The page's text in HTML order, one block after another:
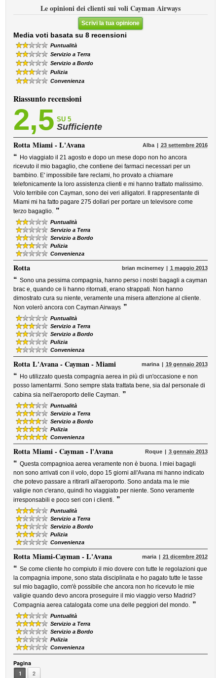
Le opinioni dei clienti sui voli Cayman Airways
Scrivi la tua opinione
Media voti basata su 8 recensioni
Puntualità
Servizio a Terra
Servizio a Bordo
Pulizia
Convenienza
Riassunto recensioni
2,5 SU 5
Sufficiente
RottaMiami - L'Avana Alba 23 settembre 2016
“ Ho viaggiato il 21 agosto e dopo un mese dopo non ho ancora
ricevuto il mio bagaglio, che contiene dei farmaci necessari per un
bambino. E' impossibile fare reclami, ho provato a chiamare
telefonicamente la loro assistenza clienti e mi hanno trattato malissimo.
Volo terribile con Cayman, sono dei veri alligatori. Il rappresentante di
Miami mi ha fatto pagare 275 dollari per portare un televisore come
terzo bagaglio. ”
Puntualità
Servizio a Terra
Servizio a Bordo
Pulizia
Convenienza
Rotta brian mcinerney 1 maggio 2013
“ Sono una pessima compagnia, hanno perso i nostri bagagli a cayman
brac e, quando ce li hanno ritornati, erano strappati. Non hanno
dimostrato cura su niente, veramente una misera attenzione al cliente.
Non volerò ancora con Cayman Airways ”
Puntualità
Servizio a Terra
Servizio a Bordo
Pulizia
Convenienza
RottaL'Avana - Cayman - Miami marina 19 gennaio 2013
“ Ho utilizzato questa compagnia aerea in più di un'occasione e non
posso lamentarmi. Sono sempre stata trattata bene, sia dal personale di
cabina sia nell'aeroporto delle Cayman. ”
Puntualità
Servizio a Terra
Servizio a Bordo
Pulizia
Convenienza
RottaMiami - Cayman - l'Avana Roque 3 gennaio 2013
“ Questa compagnioa aerea veramente non è buona. I miei bagagli
non sono arrivati con il volo, dopo 15 giorni all'Avana mi hanno indicato
che potevo passare a ritirarli all'aeroporto. Sono andata ma le mie
valigie non c'erano, quindi ho viaggiato per niente. Sono veramente
irresponsabili e poco seri con i clienti. ”
Puntualità
Servizio a Terra
Servizio a Bordo
Pulizia
Convenienza
RottaMiami-Cayman - L'Avana maria 21 dicembre 2012
“ Se come cliente ho compiuto il mio dovere con tutte le regolazioni que
la compagnia impone, sono stata disciplinata e ho pagato tutte le tasse
sul mio bagaglio, com'è possibile che ancora non ho ricevuto le mie
valigie quando devo ancora proseguire il mio viaggio verso Madrid?
Compagnia aerea catalogata come una delle peggiori del mondo. ”
Puntualità
Servizio a Terra
Servizio a Bordo
Pulizia
Convenienza
Pagina
1
2